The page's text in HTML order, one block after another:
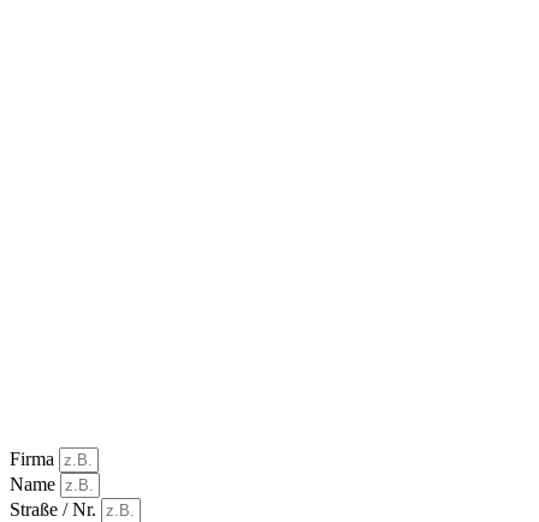
Firma
Name
Straße / Nr.